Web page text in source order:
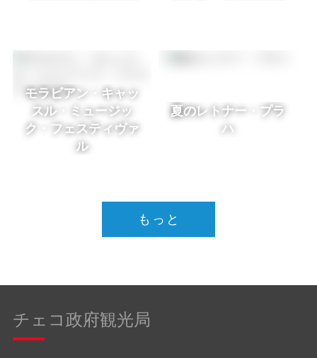
モラビアン・キャッ
スル・ミュージッ
ク・フェスティヴァ
ル
夏のレトナー・プラ
ハ
もっと
チェコ政府観光局